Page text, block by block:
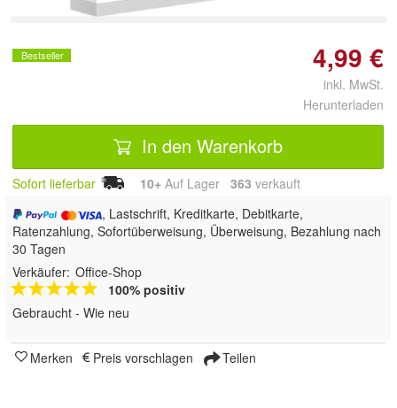
Bestseller 4,99 €
inkl. MwSt.
Herunterladen
In den Warenkorb
Sofort lieferbar 10+ Auf Lager 363 verkauft
, Lastschrift, Kreditkarte, Debitkarte,
Ratenzahlung, Sofortüberweisung, Überweisung, Bezahlung nach
30 Tagen
Verkäufer: Office-Shop
100% positiv
Gebraucht - Wie neu
Merken Preis vorschlagen Teilen